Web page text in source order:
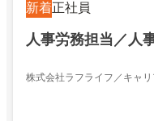
新着正社員
人事労務担当／人
株式会社ラフライフ／キャ